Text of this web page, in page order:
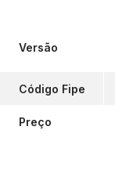
Versão
Código Fipe
Preço